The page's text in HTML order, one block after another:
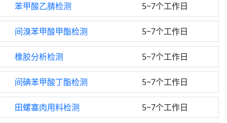
苯甲酸乙腈检测 5~7个工作日
间溴苯甲酸甲酯检测 5~7个工作日
橡胶分析检测 5~7个工作日
间碘苯甲酸丁酯检测 5~7个工作日
田螺塞肉用料检测 5~7个工作日